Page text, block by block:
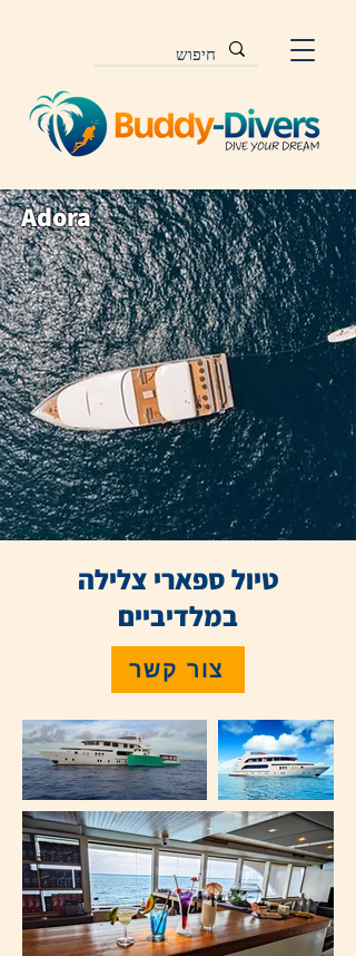
Adora
טיול ספארי צלילה
במלדיביים
צור קשר